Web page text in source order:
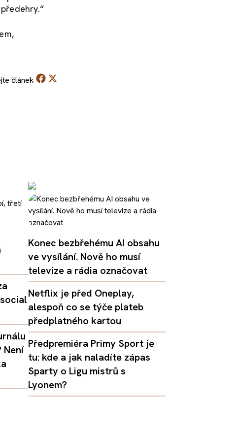
článek
Není
Konec bezbřehému AI obsahu
ve vysílání. Nově ho musí
televize a rádia označovat
Netflix je před Oneplay,
alespoň co se týče plateb
předplatného kartou
Předpremiéra Primy Sport je
tu: kde a jak naladíte zápas
Sparty o Ligu mistrů s
Lyonem?